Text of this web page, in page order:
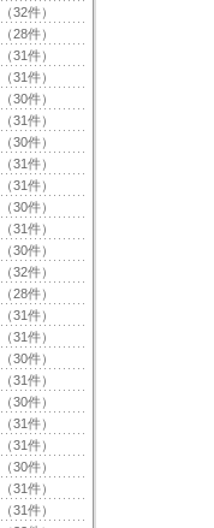
（32件）
（28件）
（31件）
（31件）
（30件）
（31件）
（30件）
（31件）
（31件）
（30件）
（31件）
（30件）
（32件）
（28件）
（31件）
（31件）
（30件）
（31件）
（30件）
（31件）
（31件）
（30件）
（31件）
（31件）